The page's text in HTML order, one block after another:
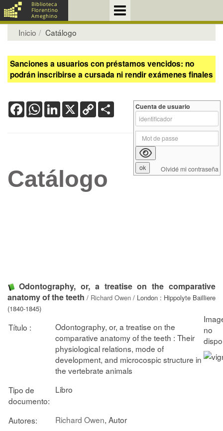
Inicio Catálogo
Sanciones a usuarios con préstamos vencidos: no
podrán inscribirse a cursada ni rendir exámenes finales
FacebookWhatsApp
LinkedIn
X Copy
Link
Catálogo
Odontography, or, a treatise on the comparative
anatomy of the teeth / Richard Owen / London : Hippolyte Bailliere
(1840-1845)
Título :
Odontography, or, a treatise on the
comparative anatomy of the teeth : Their
physiological relations, mode of
development, and microcospic structure in
the vertebrate animals
Tipo de
documento:
Libro
Autores: Richard Owen, Autor
Cuenta de usuario
Olvidé mi contraseña